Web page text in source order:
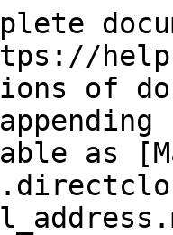
of
as